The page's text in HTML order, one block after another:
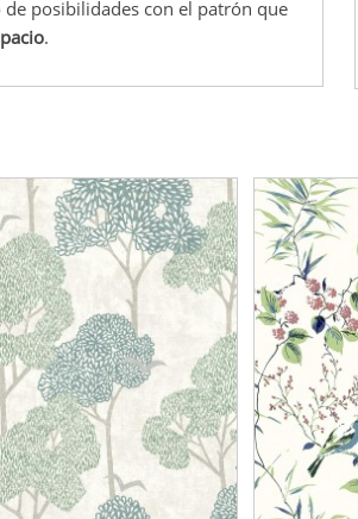
posibilidades con el patrón que
.